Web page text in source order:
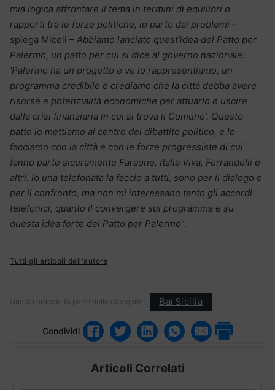
mia logica affrontare il tema in termini di equilibri o
rapporti tra le forze politiche, io parto dai problemi –
spiega Miceli – Abbiamo lanciato quest’idea del Patto per
Palermo, un patto per cui si dice al governo nazionale:
‘Palermo ha un progetto e ve lo rappresentiamo, un
programma credibile e crediamo che la città debba avere
risorse e potenzialità economiche per attuarlo e uscire
dalla crisi finanziaria in cui si trova il Comune’. Questo
patto lo mettiamo al centro del dibattito politico, e lo
facciamo con la città e con le forze progressiste di cui
fanno parte sicuramente Faraone, Italia Viva, Ferrandelli e
altri. Io una telefonata la faccio a tutti, sono per il dialogo e
per il confronto, ma non mi interessano tanto gli accordi
telefonici, quanto il convergere sul programma e su
questa idea forte del Patto per Palermo“.
Tutti gli articoli dell'autore
Questo articolo fa parte delle categorie: BarSicilia
Condividi
Articoli Correlati